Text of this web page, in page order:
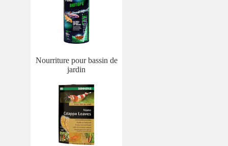
Nourriture pour bassin de
jardin